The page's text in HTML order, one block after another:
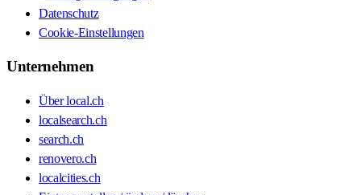
Datenschutz
Cookie-Einstellungen
Unternehmen
Über local.ch
localsearch.ch
search.ch
renovero.ch
localcities.ch